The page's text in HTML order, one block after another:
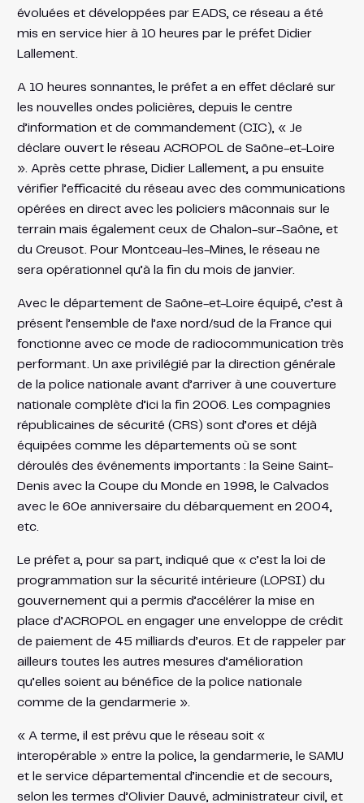
évoluées et développées par EADS, ce réseau a été
mis en service hier à 10 heures par le préfet Didier
Lallement.
A 10 heures sonnantes, le préfet a en effet déclaré sur
les nouvelles ondes policières, depuis le centre
d’information et de commandement (CIC), « Je
déclare ouvert le réseau ACROPOL de Saône-et-Loire
». Après cette phrase, Didier Lallement, a pu ensuite
vérifier l’efficacité du réseau avec des communications
opérées en direct avec les policiers mâconnais sur le
terrain mais également ceux de Chalon-sur-Saône, et
du Creusot. Pour Montceau-les-Mines, le réseau ne
sera opérationnel qu’à la fin du mois de janvier.
Avec le département de Saône-et-Loire équipé, c’est à
présent l’ensemble de l’axe nord/sud de la France qui
fonctionne avec ce mode de radiocommunication très
performant. Un axe privilégié par la direction générale
de la police nationale avant d’arriver à une couverture
nationale complète d’ici la fin 2006. Les compagnies
républicaines de sécurité (CRS) sont d’ores et déjà
équipées comme les départements où se sont
déroulés des événements importants : la Seine Saint-
Denis avec la Coupe du Monde en 1998, le Calvados
avec le 60e anniversaire du débarquement en 2004,
etc.
Le préfet a, pour sa part, indiqué que « c’est la loi de
programmation sur la sécurité intérieure (LOPSI) du
gouvernement qui a permis d’accélérer la mise en
place d’ACROPOL en engager une enveloppe de crédit
de paiement de 45 milliards d’euros. Et de rappeler par
ailleurs toutes les autres mesures d’amélioration
qu’elles soient au bénéfice de la police nationale
comme de la gendarmerie ».
« A terme, il est prévu que le réseau soit «
interopérable » entre la police, la gendarmerie, le SAMU
et le service départemental d’incendie et de secours,
selon les termes d’Olivier Dauvé, administrateur civil, et